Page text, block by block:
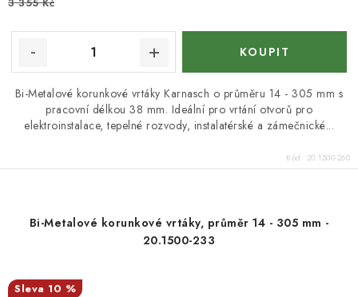
Bi-Metalové korunkové vrtáky Karnasch o průměru 14 - 305 mm s
pracovní délkou 38 mm. Ideální pro vrtání otvorů pro
elektroinstalace, tepelné rozvody, instalatérské a zámečnické...
Kód: 20.1500-260
Bi-Metalové korunkové vrtáky, průměr 14 - 305 mm -
20.1500-233
10 %